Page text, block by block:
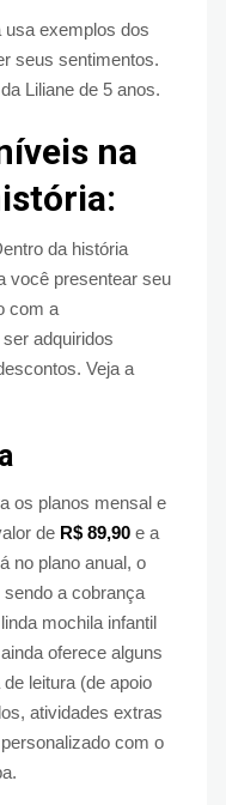
usa exemplos dos
seus sentimentos.
Liliane de 5 anos.
na
da história
você presentear seu
com a
adquiridos
Veja a
os planos mensal e
de R$ 89,90 e a
no plano anual, o
sendo a cobrança
mochila infantil
oferece alguns
leitura (de apoio
atividades extras
com o